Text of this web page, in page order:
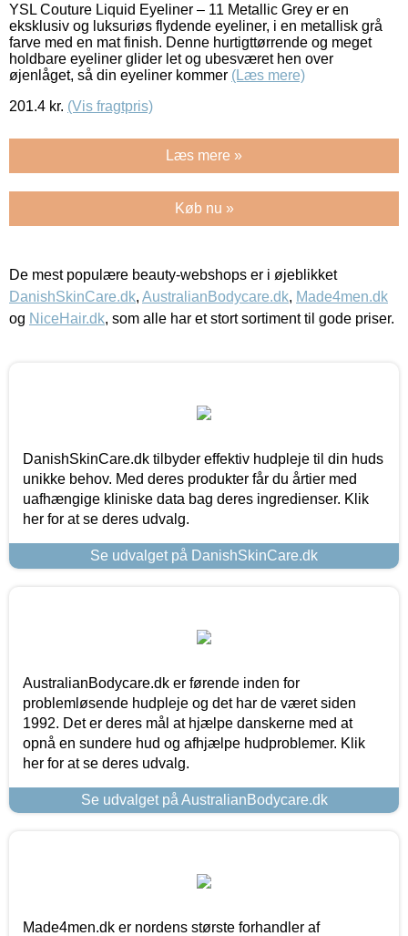
YSL Couture Liquid Eyeliner – 11 Metallic Grey er en
eksklusiv og luksuriøs flydende eyeliner, i en metallisk grå
farve med en mat finish. Denne hurtigttørrende og meget
holdbare eyeliner glider let og ubesværet hen over
øjenlåget, så din eyeliner kommer (Læs mere)
201.4 kr. (Vis fragtpris)
Læs mere »
Køb nu »
De mest populære beauty-webshops er i øjeblikket
DanishSkinCare.dk, AustralianBodycare.dk, Made4men.dk
og NiceHair.dk, som alle har et stort sortiment til gode priser.
DanishSkinCare.dk tilbyder effektiv hudpleje til din huds
unikke behov. Med deres produkter får du årtier med
uafhængige kliniske data bag deres ingredienser. Klik
her for at se deres udvalg.
Se udvalget på DanishSkinCare.dk
AustralianBodycare.dk er førende inden for
problemløsende hudpleje og det har de været siden
1992. Det er deres mål at hjælpe danskerne med at
opnå en sundere hud og afhjælpe hudproblemer. Klik
her for at se deres udvalg.
Se udvalget på AustralianBodycare.dk
Made4men.dk er nordens største forhandler af